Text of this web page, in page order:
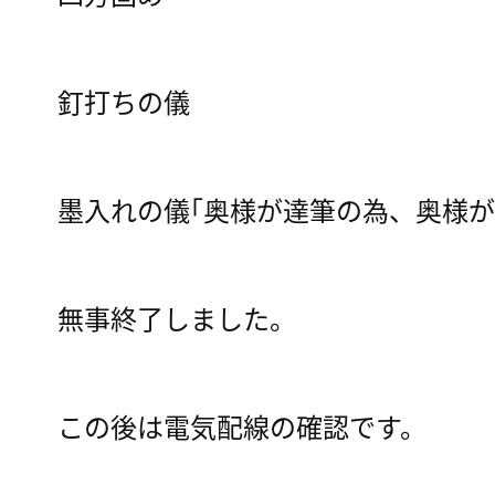
釘打ちの儀
墨入れの儀｢奥様が達筆の為、奥様
無事終了しました。
この後は電気配線の確認です。